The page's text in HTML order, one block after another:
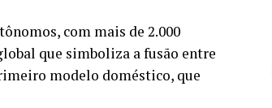
com mais de 2.000
que simboliza a fusão entre
modelo doméstico, que